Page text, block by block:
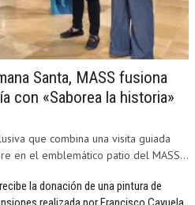
Santa, MASS fusiona
con «Saborea la historia»
que combina una visita guiada
en el emblemático patio del MASS...
la donación de una pintura de